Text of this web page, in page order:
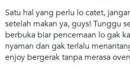
Satu hal yang perlu lo catet,
setelah makan ya, guys! Tunggu
berbuka biar pencernaan lo gak
nyaman dan gak terlalu
enjoy bergerak tanpa merasa